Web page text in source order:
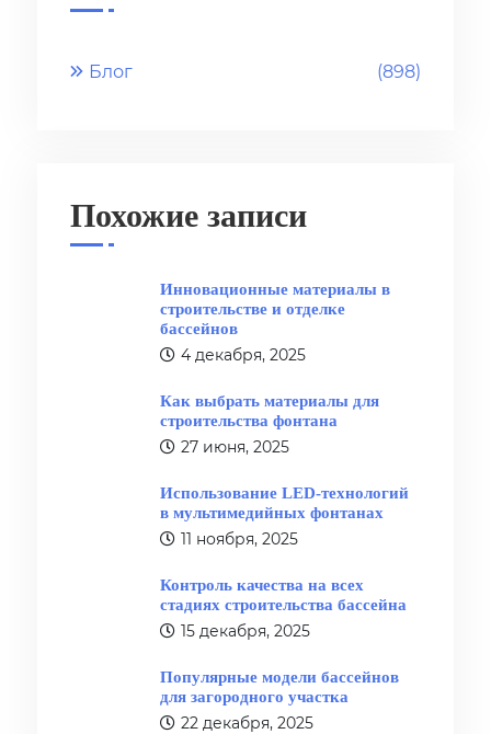
Блог (898)
Похожие записи
Инновационные материалы в
строительстве и отделке
бассейнов
4 декабря, 2025
Как выбрать материалы для
строительства фонтана
27 июня, 2025
Использование LED-технологий
в мультимедийных фонтанах
11 ноября, 2025
Контроль качества на всех
стадиях строительства бассейна
15 декабря, 2025
Популярные модели бассейнов
для загородного участка
22 декабря, 2025